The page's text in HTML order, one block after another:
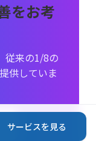
をお考
従来の1/8の
供していま
サービスを見る